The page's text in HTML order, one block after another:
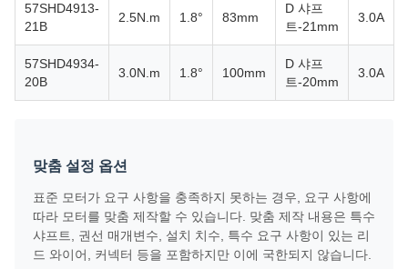
57SHD4913-
21B
2.5N.m 1.8° 83mm
D 샤프
트-21mm
3.0A
57SHD4934-
20B
3.0N.m 1.8° 100mm
D 샤프
트-20mm
3.0A
맞춤 설정 옵션
표준 모터가 요구 사항을 충족하지 못하는 경우, 요구 사항에
따라 모터를 맞춤 제작할 수 있습니다. 맞춤 제작 내용은 특수
샤프트, 권선 매개변수, 설치 치수, 특수 요구 사항이 있는 리
드 와이어, 커넥터 등을 포함하지만 이에 국한되지 않습니다.